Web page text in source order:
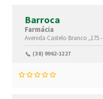
Barroca
Farmácia
Avenida Castelo Branco ,175 -
(38) 9962-1227